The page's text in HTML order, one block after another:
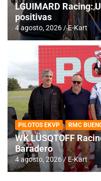
LGUIMARD Racing:
positivas
4 agosto, 2026 E-Kart
PILOTOS EKVP RMC
WK LÜSQTOFF
Baradero
4 agosto, 2026 E-Kart